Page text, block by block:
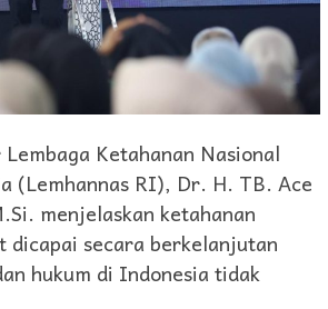
Ketahanan Nasional
(Lemhannas RI), Dr. H. TB. Ace
menjelaskan ketahanan
dicapai secara berkelanjutan
hukum di Indonesia tidak